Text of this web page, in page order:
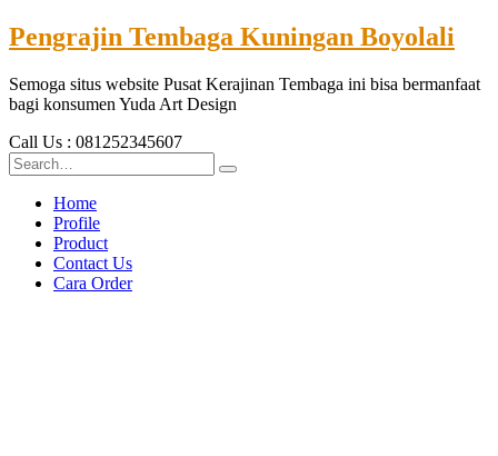
Pengrajin Tembaga Kuningan Boyolali
Semoga situs website Pusat Kerajinan Tembaga ini bisa bermanfaat
bagi konsumen Yuda Art Design
Call Us : 081252345607
Home
Profile
Product
Contact Us
Cara Order